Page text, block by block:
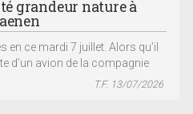
grandeur nature à
en ce mardi 7 juillet. Alors qu’il
d’un avion de la compagnie
T.F. 13/07/2026